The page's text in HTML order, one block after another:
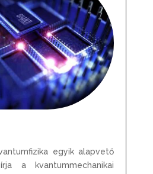
egyik alapvető
a kvantummechanikai